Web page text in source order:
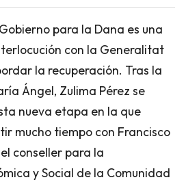
para la Dana es una
con la Generalitat
la recuperación. Tras la
Ángel, Zulima Pérez se
nueva etapa en la que
mucho tiempo con Francisco
conseller para la
y Social de la Comunidad